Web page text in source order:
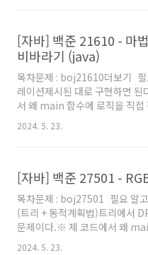
분이나, 백준에서 자바로 풀 때의
분들도 보시는걸 추천드립니다.
래킹 섞어서 브루트포스로 해보
방법을 찾으려고 했는데 통과됬
은 어차피 최악의 경우 K가 62일
요한 간선은 62*61 = 3782개인
개가 쓰여야 되므..
[자바] 백준 21610 - 마
비바라기 (java)
목차문제 : boj21610더보기 필
레이션제시된 대로 구현하면
서 왜 main 함수에 로직을 직접
지, 왜 Scanner를 쓰지 않고
를 사용했는지 등에 대해서는 '자
바로 풀 때의 팁을 원하시는 분
하면 되서 풀이는 필요없을 것 같
그냥 풀긴 좀 심심할 것 같아서
지 않고 풀어봤다. 그러니 2차원
는걸 참고하려면 코드를 확인해
2024. 5. 23.
[자바] 백준 27501 -
목차문제 : boj27501 필요 알
(트리 + 동적계획법)트리에서
문제이다.※ 제 코드에서 왜
을 직접 작성하지 않았는지, 왜
2024. 5. 23.